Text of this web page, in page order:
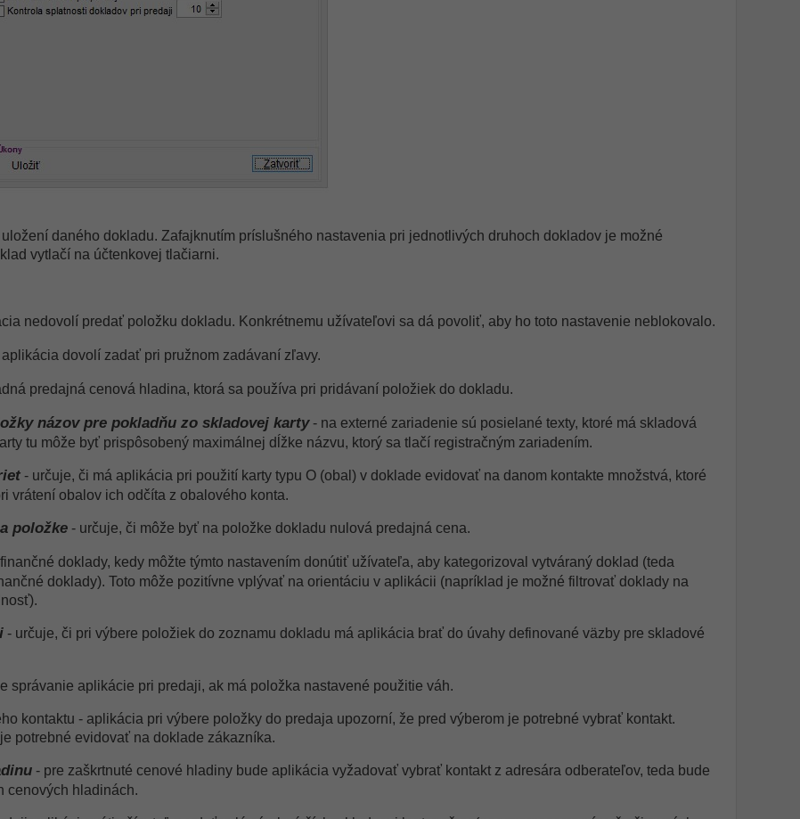
daného dokladu. Zafajknutím príslušného nastavenia pri jednotlivých druhoch dokladov je možné
vytlačí na účtenkovej tlačiarni.
nedovolí predať položku dokladu. Konkrétnemu užívateľovi sa dá povoliť, aby ho toto nastavenie neblokovalo.
dovolí zadať pri pružnom zadávaní zľavy.
predajná cenová hladina, ktorá sa používa pri pridávaní položiek do dokladu.
názov pre pokladňu zo skladovej karty- na externé zariadenie sú posielané texty, ktoré má skladová
tu môže byť prispôsobený maximálnej dĺžke názvu, ktorý sa tlačí registračným zariadením.
- určuje, či má aplikácia pri použití karty typu O (obal) v doklade evidovať na danom kontakte množstvá, ktoré
vrátení obalov ich odčíta z obalového konta.
položke - určuje, či môže byť na položke dokladu nulová predajná cena.
doklady, kedy môžte týmto nastavením donútiť užívateľa, aby kategorizoval vytváraný doklad (teda
doklady). Toto môže pozitívne vplývať na orientáciu v aplikácii (napríklad je možné filtrovať doklady na
- určuje, či pri výbere položiek do zoznamu dokladu má aplikácia brať do úvahy definované väzby pre skladové
správanie aplikácie pri predaji, ak má položka nastavené použitie váh.
kontaktu - aplikácia pri výbere položky do predaja upozorní, že pred výberom je potrebné vybrať kontakt.
potrebné evidovať na doklade zákazníka.
- pre zaškrtnuté cenové hladiny bude aplikácia vyžadovať vybrať kontakt z adresára odberateľov, teda bude
cenových hladinách.